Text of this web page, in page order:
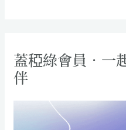
蓋稏綠會員．一
伴